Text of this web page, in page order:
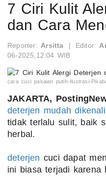
7 Ciri Kulit
dan Cara
Reporter:Arsitta | Editor:
06-2025,12:04 WIB
cara cuci pakaian putih-Ilustrasi-
JAKARTA,
deterjen mudah dikenali
tidak terlalu sulit, baik
herbal.
deterjen cuci dapat
ini biasa terjadi karena